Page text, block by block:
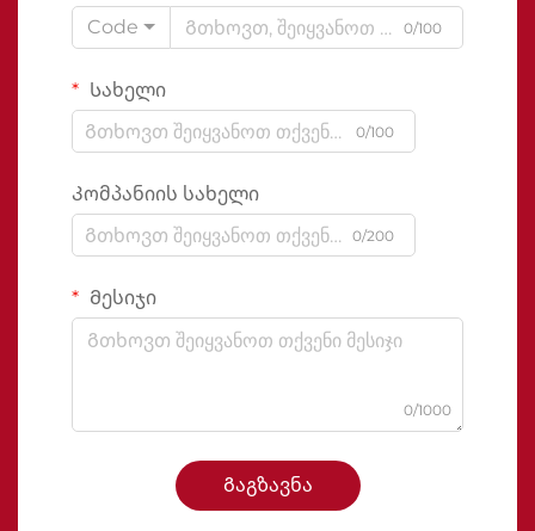
Code
0/100
Სახელი
0/100
Კომპანიის სახელი
0/200
Მესიჯი
0/1000
Გაგზავნა